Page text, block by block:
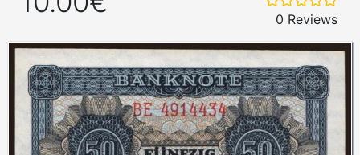
0 Reviews